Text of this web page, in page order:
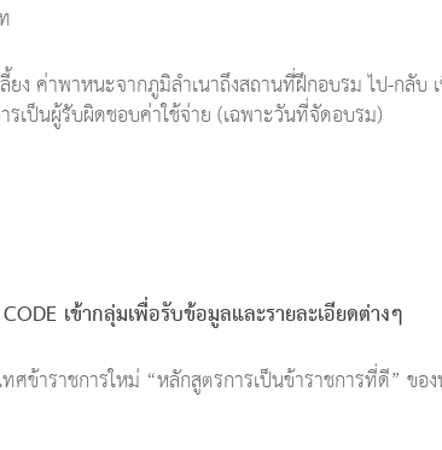
ยง ค่าพาหนะจากภูมิลำเนาถึงสถานที่ฝึกอบรม ไป-กลั
รเป็นผู้รับผิดชอบค่าใช้จ่าย (เฉพาะวันที่จัดอบรม)
เข้ากลุ่มเพื่อรับข้อมูลและรายละเอียดต่างๆ
ศข้าราชการใหม่ “หลักสูตรการเป็นข้าราชการที่ดี” ขอ